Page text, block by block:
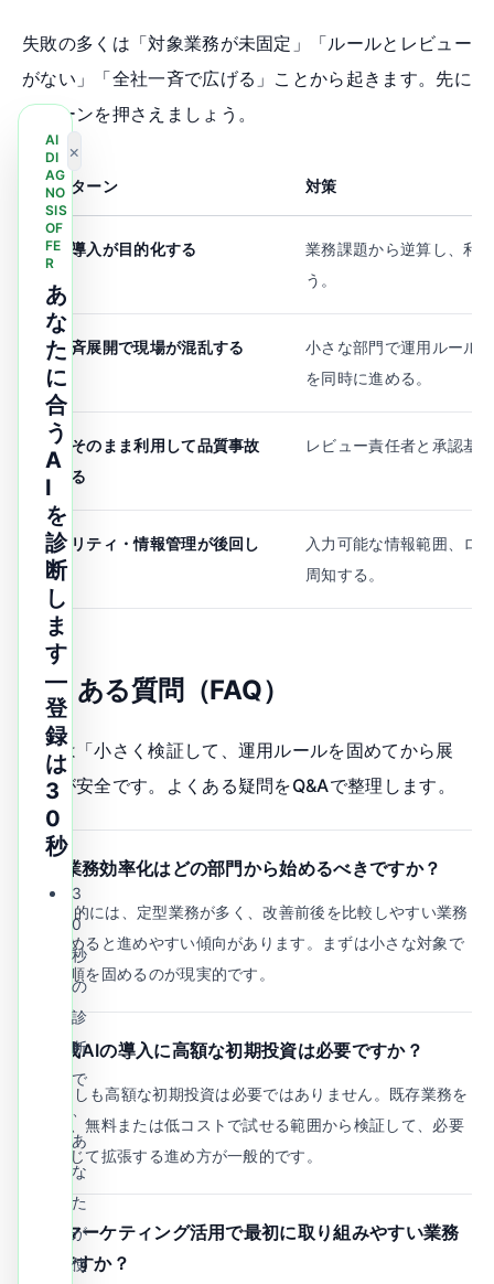
失敗の多くは「対象業務が未固定」「ルールとレビュー
がない」「全社一斉で広げる」ことから起きます。先に
パターンを押さえましょう。
失敗パターン 対策
ツール導入が目的化する
業務課題から逆算し、利
う。
全社一斉展開で現場が混乱する
小さな部門で運用ルール
を同時に進める。
出力をそのまま利用して品質事故
が起こる
レビュー責任者と承認基
セキュリティ・情報管理が後回し
になる
入力可能な情報範囲、ロ
周知する。
よくある質問（FAQ）
まずは「小さく検証して、運用ルールを固めてから展
開」が安全です。よくある疑問をQ&Aで整理します。
AI業務効率化はどの部門から始めるべきですか？
一般的には、定型業務が多く、改善前後を比較しやすい業務
から始めると進めやすい傾向があります。まずは小さな対象で
運用手順を固めるのが現実的です。
生成AIの導入に高額な初期投資は必要ですか？
必ずしも高額な初期投資は必要ではありません。既存業務を
見直し、無料または低コストで試せる範囲から検証して、必要
性に応じて拡張する進め方が一般的です。
AIマーケティング活用で最初に取り組みやすい業務
は何ですか？
AI
DI
AG
NO
SIS
OF
FE
R
あ
な
た
に
合
う
A
I
を
診
断
し
ま
す
—
登
録
は
3
0
秒
×
3
0
秒
の
診
断
で
あ
な
た
が
使